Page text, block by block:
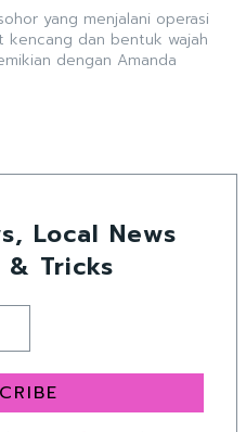
yang menjalani operasi
dan bentuk wajah
dengan Amanda
Local News
& Tricks